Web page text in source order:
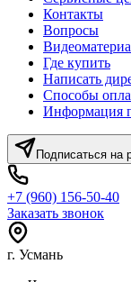
Контакты
Вопросы
Где купить
Написать
Способы
Информация
Подписаться на
+7 (960) 156-50-40
Заказать звонок
г. Усмань